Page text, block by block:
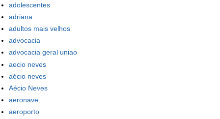
adolescentes
adriana
adultos mais velhos
advocacia
advocacia geral uniao
aecio neves
aécio neves
Aécio Neves
aeronave
aeroporto